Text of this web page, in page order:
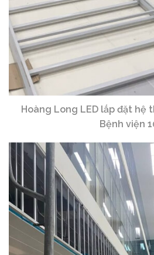
Hoàng Long LED lắp đặt hệ
Bệnh viện